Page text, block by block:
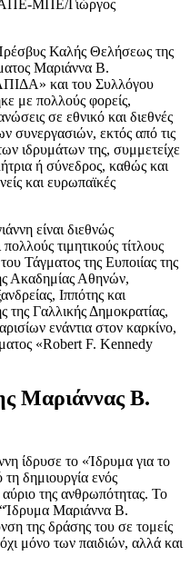
ΜΠΕ/Γιώργος
Καλής Θελήσεως της
Μαριάννα Β.
και του Συλλόγου
πολλούς φορείς,
σε εθνικό και διεθνές
συνεργασιών, εκτός από τις
ιδρυμάτων της, συμμετείχε
ή σύνεδρος, καθώς και
και ευρωπαϊκές
είναι διεθνώς
τιμητικούς τίτλους
Τάγματος της Ευποιίας της
Ακαδημίας Αθηνών,
Ιππότης και
της Γαλλικής Δημοκρατίας,
ενάντια στον καρκίνο,
«Robert F. Kennedy
Μαριάννας Β.
ίδρυσε το «Ίδρυμα για το
δημιουργία ενός
της ανθρωπότητας. Το
Μαριάννα Β.
της δράσης του σε τομείς
μόνο των παιδιών, αλλά και